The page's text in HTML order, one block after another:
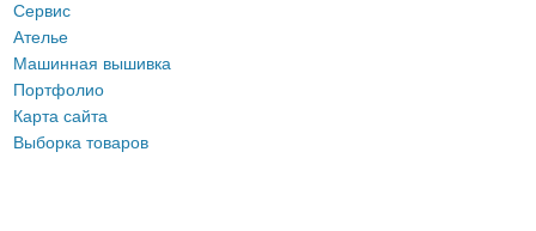
Сервис
Ателье
Машинная вышивка
Портфолио
Карта сайта
Выборка товаров